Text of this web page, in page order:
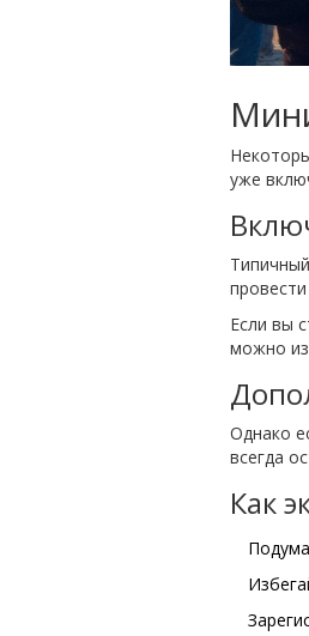
уже
Если вы
можно
Однако
всегда
Как